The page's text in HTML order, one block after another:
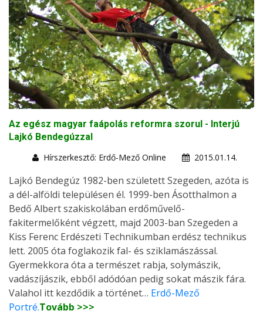
Az egész magyar faápolás reformra szorul - Interjú
Lajkó Bendegúzzal
Hírszerkesztő: Erdő-Mező Online
2015.01.14.
Lajkó Bendegúz 1982-ben született Szegeden, azóta is
a dél-alföldi településen él. 1999-ben Ásotthalmon a
Bedő Albert szakiskolában erdőművelő-
fakitermelőként végzett, majd 2003-ban Szegeden a
Kiss Ferenc Erdészeti Technikumban erdész technikus
lett. 2005 óta foglakozik fal- és sziklamászással.
Gyermekkora óta a természet rabja, solymászik,
vadászíjászik, ebből adódóan pedig sokat mászik fára.
Valahol itt kezdődik a történet… Erdő-Mező
Portré.Tovább >>>